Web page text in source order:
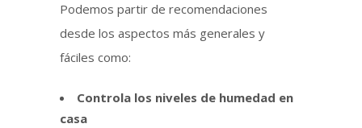
Podemos partir de recomendaciones
desde los aspectos más generales y
fáciles como:
Controla los niveles de humedad en
casa